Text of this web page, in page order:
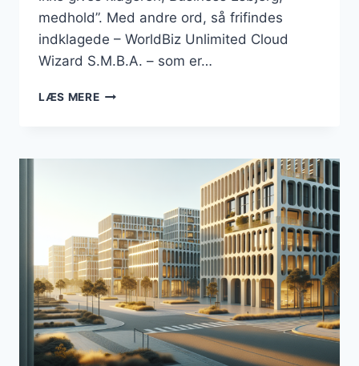
medhold”. Med andre ord, så frifindes
indklagede – WorldBiz Unlimited Cloud
Wizard S.M.B.A. – som er…
LÆS MEREDOMÆNET
DEL
DANMARKSBUSINESS